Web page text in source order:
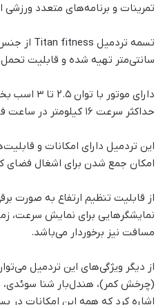
تمرینات و برنامه‌های متعدد
سانتی‌متر تهیه شده و قابلیت تحمل وزن تا 110
دارای موتور
حداکثر سرعت 16 کیلومتر در ساعت فراهم می‌کند.
این تردمیل دارای امکانات و
امکان جمع شدن برای اشغال فضای
نمایشگرهایی برای نمایش سرعت،
مسافت نیز برخوردار می‌باشد.
از دیگر ویژگی‌های این تردمیل
(چرخش کمر)، هندل‌بار شنا